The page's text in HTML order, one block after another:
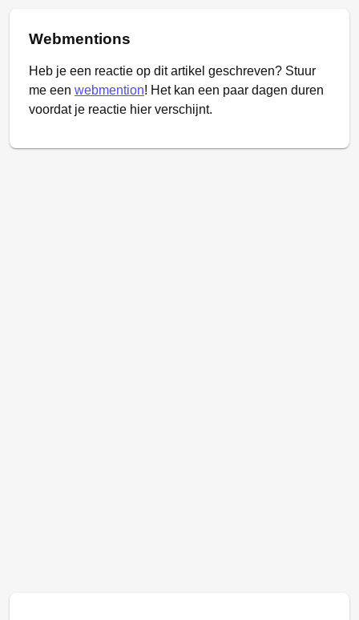
Webmentions
Heb je een reactie op dit artikel geschreven? Stuur
me een webmention! Het kan een paar dagen duren
voordat je reactie hier verschijnt.